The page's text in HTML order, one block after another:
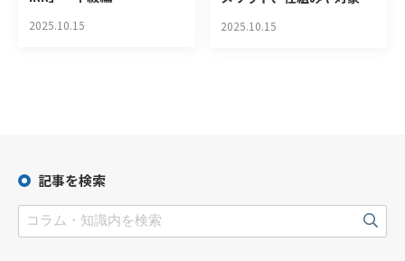
2025.10.15 2025.10.15
記事を検索